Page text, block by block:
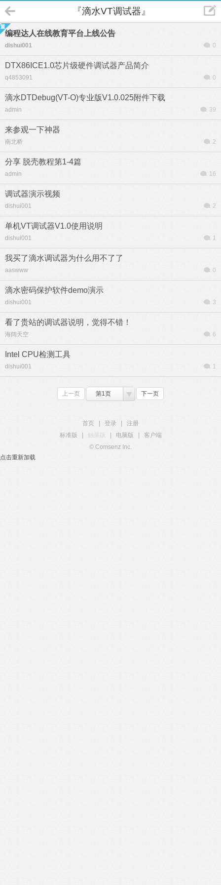
『滴水VT调试器』
编程达人在线教育平台上线公告
dishui001 0
DTX86ICE1.0芯片级硬件调试器产品简介
q4853091 0
滴水DTDebug(VT-O)专业版V1.0.025附件下载
admin 39
来参观一下神器
南北桥 2
分享 脱壳教程第1-4篇
admin 16
调试器演示视频
dishui001 2
单机VT调试器V1.0使用说明
dishui001 1
我买了滴水调试器为什么用不了了
aaswww 0
滴水密码保护软件demo演示
dishui001 3
看了贵站的调试器说明，觉得不错！
海阔天空 6
Intel CPU检测工具
dishui001 1
上一页 第1页 下一页
首页 登录
注册
标准版
触屏版 电脑版
客户端
© Comsenz Inc.
点击重新加载